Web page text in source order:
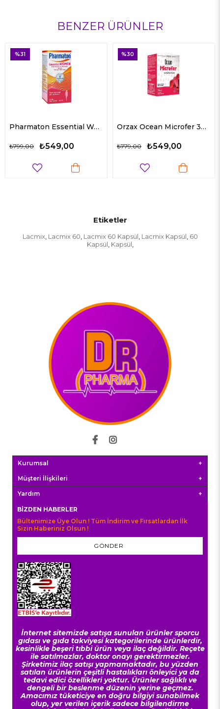
BENZER ÜRÜNLER
Pharmaton Essential Women 30 Tablet
₺549,00
Orzax Ocean Microfer 30 ml
₺549,00
₺779,00
Etiketler
Lacmix, Lacmix 60 Lacmix 60 Kapsül Lacmix Kapsül 60
Kapsül Kapsül
Kurumsal
Müşteri İlişkileri
Yardım
BIZDEN HABERLER
Bültenimize Üye Olun ! Tüm İndirim ve Fırsatlardan İlk
Sizin Haberiniz Olsun !
GÖNDER
İnternet sitemizde satışa sunulan ürünler sporcu
gıdası ve gıda takviyesi kategorilerinde ürünlerdir,
kesinlikle beşeri tıbbi ürün veya ilaç değildir. Reçete
ile satılmazlar, doktor onayı gerektirmezler.
Şirketimiz ilaç satışı yapmamaktadır, bu yüzden
satılan ürünlerin çeşitli hastalıkları önleyici ya da
tedavi edici özellikleri yoktur. Ürünler sağlıklı ve
dengeli bir beslenme düzenin yerine geçmez.
Amacımız tüketiciye en doğru bilgiyi sunabilmek
olup, yer verilen içerik sadece bilgilendirme